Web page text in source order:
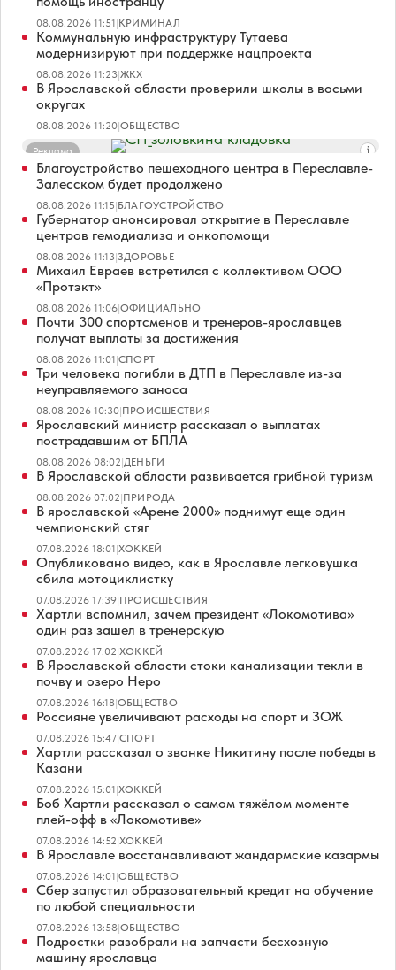
08.08.2026 11:51|КРИМИНАЛ
Коммунальную инфраструктуру Тутаева
модернизируют при поддержке нацпроекта
08.08.2026 11:23|ЖКХ
В Ярославской области проверили школы в восьми
округах
08.08.2026 11:20|ОБЩЕСТВО
Реклама
Благоустройство пешеходного центра в Переславле-
Залесском будет продолжено
08.08.2026 11:15|БЛАГОУСТРОЙСТВО
Губернатор анонсировал открытие в Переславле
центров гемодиализа и онкопомощи
08.08.2026 11:13|ЗДОРОВЬЕ
Михаил Евраев встретился с коллективом ООО
«Протэкт»
08.08.2026 11:06|ОФИЦИАЛЬНО
Почти 300 спортсменов и тренеров-ярославцев
получат выплаты за достижения
08.08.2026 11:01|СПОРТ
Три человека погибли в ДТП в Переславле из-за
неуправляемого заноса
08.08.2026 10:30|ПРОИСШЕСТВИЯ
Ярославский министр рассказал о выплатах
пострадавшим от БПЛА
08.08.2026 08:02|ДЕНЬГИ
В Ярославской области развивается грибной туризм
08.08.2026 07:02|ПРИРОДА
В ярославской «Арене 2000» поднимут еще один
чемпионский стяг
07.08.2026 18:01|ХОККЕЙ
Опубликовано видео, как в Ярославле легковушка
сбила мотоциклистку
07.08.2026 17:39|ПРОИСШЕСТВИЯ
Хартли вспомнил, зачем президент «Локомотива»
один раз зашел в тренерскую
07.08.2026 17:02|ХОККЕЙ
В Ярославской области стоки канализации текли в
почву и озеро Неро
07.08.2026 16:18|ОБЩЕСТВО
Россияне увеличивают расходы на спорт и ЗОЖ
07.08.2026 15:47|СПОРТ
Хартли рассказал о звонке Никитину после победы в
Казани
07.08.2026 15:01|ХОККЕЙ
Боб Хартли рассказал о самом тяжёлом моменте
плей-офф в «Локомотиве»
07.08.2026 14:52|ХОККЕЙ
В Ярославле восстанавливают жандармские казармы
07.08.2026 14:01|ОБЩЕСТВО
Сбер запустил образовательный кредит на обучение
по любой специальности
07.08.2026 13:58|ОБЩЕСТВО
Подростки разобрали на запчасти бесхозную
машину ярославца